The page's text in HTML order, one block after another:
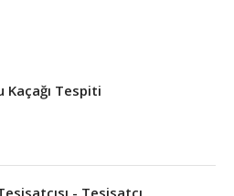
Kaçağı Tespiti
- Tesisatçı